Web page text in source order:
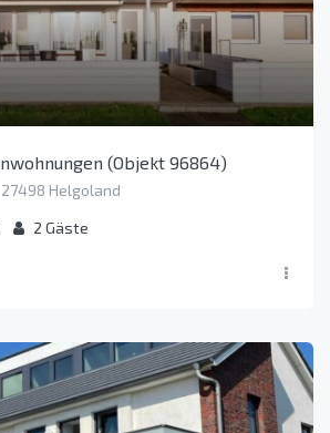
(Objekt 96864)
Helgoland
2 Gäste